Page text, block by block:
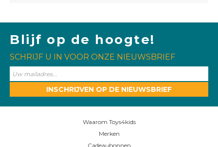
Blijf op de hoogte!
SCHRIJF U IN VOOR ONZE NIEUWSBRIEF
INSCHRIJVEN OP DE NIEUWSBRIEF
Waarom Toys4kids
Merken
Cadeaubonnen